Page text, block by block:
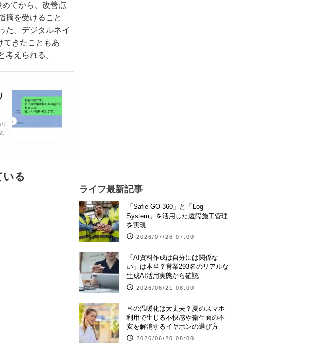
てから、改善点
摘を受けること
た。デジタルネイ
てきたこともあ
えられる。
る
ライフ最新記事
「Safie GO 360」と「Log
System」を活用した遠隔施工管理
を実現
2026/07/26 07:00
「AI資料作成は自分には関係な
い」は本当？営業293名のリアルな
生成AI活用実態から確認
2026/06/21 08:00
耳の温暖化は大丈夫？夏のスマホ
利用で生じる不快感や衛生面の不
安を解消するイヤホンの選び方
2026/06/20 08:00